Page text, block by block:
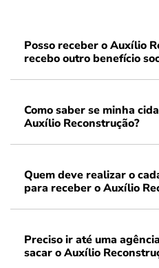
Posso receber o Auxílio
recebo outro benefício
Como saber se minha
Auxílio Reconstrução?
Quem deve realizar o
para receber o Auxílio
Preciso ir até uma
sacar o Auxílio